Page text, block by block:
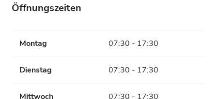
Öffnungszeiten
Montag 07:30 - 17:30
Dienstag 07:30 - 17:30
Mittwoch 07:30 - 17:30